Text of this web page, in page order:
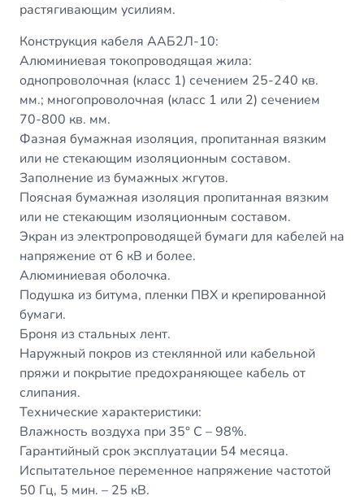
растягивающим усилиям.
Конструкция кабеля ААБ2Л-10:
Алюминиевая токопроводящая жила:
однопроволочная (класс 1) сечением 25-240 кв.
мм.; многопроволочная (класс 1 или 2) сечением
70-800 кв. мм.
Фазная бумажная изоляция, пропитанная вязким
или не стекающим изоляционным составом.
Заполнение из бумажных жгутов.
Поясная бумажная изоляция пропитанная вязким
или не стекающим изоляционным составом.
Экран из электропроводящей бумаги для кабелей на
напряжение от 6 кВ и более.
Алюминиевая оболочка.
Подушка из битума, пленки ПВХ и крепированной
бумаги.
Броня из стальных лент.
Наружный покров из стеклянной или кабельной
пряжи и покрытие предохраняющее кабель от
слипания.
Технические характеристики:
Влажность воздуха при 35° C – 98%.
Гарантийный срок эксплуатации 54 месяца.
Испытательное переменное напряжение частотой
50 Гц, 5 мин. – 25 кВ.